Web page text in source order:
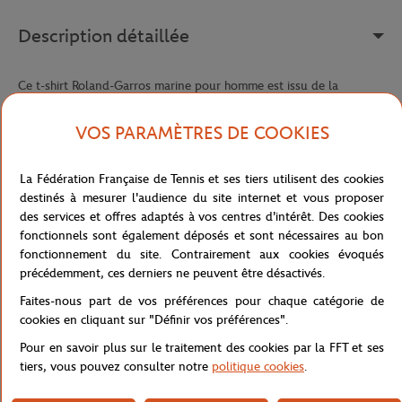
Description détaillée
Ce t-shirt Roland-Garros marine pour homme est issu de la
confortable, ce t-shirt arbore fièrement le nom Roland-Garros dans
une écriture multicolore audacieuse sur le torse, qui est à la fois
centré en bas de cette écriture pour une touche de sophistication
supplémentaire.
Idéal pour les fans de tennis qui cherchent à ajouter une touche
sportive et élégante à leur tenue, ce t-shirt marine est facile à
porter et s'adapte à toutes les occasions. Portez-le pour suivre les
matchs de tennis en direct ou simplement pour vous détendre
avec vos amis.
Ce t-shirt est également disponible en blanc.
Référence : RTSM0223-MAR
VOS PARAMÈTRES DE COOKIES
La Fédération Française de Tennis et ses tiers utilisent des cookies
destinés à mesurer l'audience du site internet et vous proposer
des services et offres adaptés à vos centres d'intérêt. Des cookies
fonctionnels sont également déposés et sont nécessaires au bon
fonctionnement du site. Contrairement aux cookies évoqués
précédemment, ces derniers ne peuvent être désactivés.
Faites-nous part de vos préférences pour chaque catégorie de
cookies en cliquant sur "Définir vos préférences".
Pour en savoir plus sur le traitement des cookies par la FFT et ses
tiers, vous pouvez consulter notre politique cookies.